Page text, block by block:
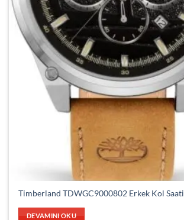
Timberland TDWGC9000802 Erkek Kol Saati
DEVAMINI OKU